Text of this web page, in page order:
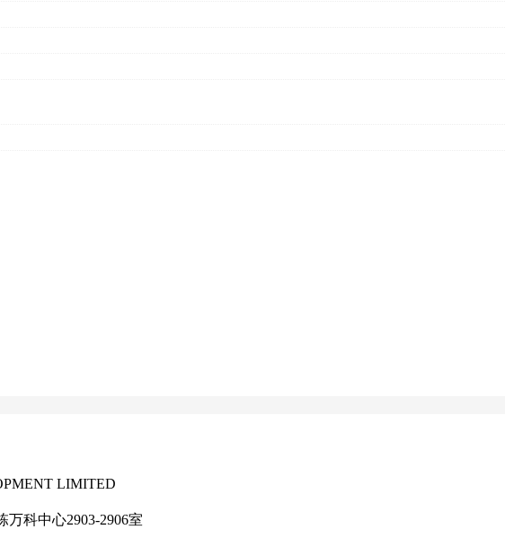
LIMITED
科中心2903-2906室